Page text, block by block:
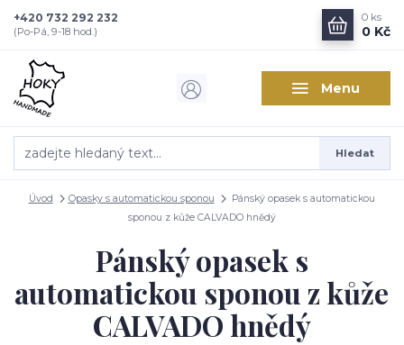
Menu
Hledat
+420 732 292 232
(Po-Pá, 9-18 hod.)
0 ks
0 Kč
Úvod Opasky s automatickou sponou
Pánský opasek s automatickou
sponou z kůže CALVADO hnědý
Pánský opasek s
automatickou sponou z kůže
CALVADO hnědý